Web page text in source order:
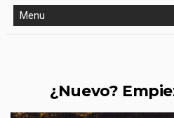
¿Nuevo?